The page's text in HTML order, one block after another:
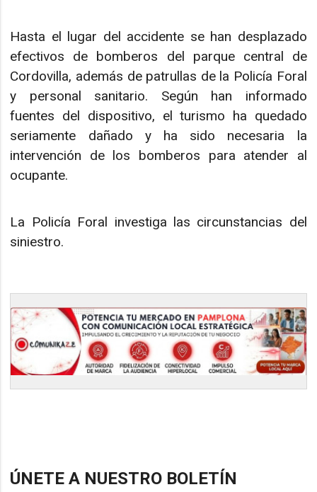
Hasta el lugar del accidente se han desplazado
efectivos de bomberos del parque central de
Cordovilla, además de patrullas de la Policía Foral
y personal sanitario. Según han informado
fuentes del dispositivo, el turismo ha quedado
seriamente dañado y ha sido necesaria la
intervención de los bomberos para atender al
ocupante.
La Policía Foral investiga las circunstancias del
siniestro.
ÚNETE A NUESTRO BOLETÍN